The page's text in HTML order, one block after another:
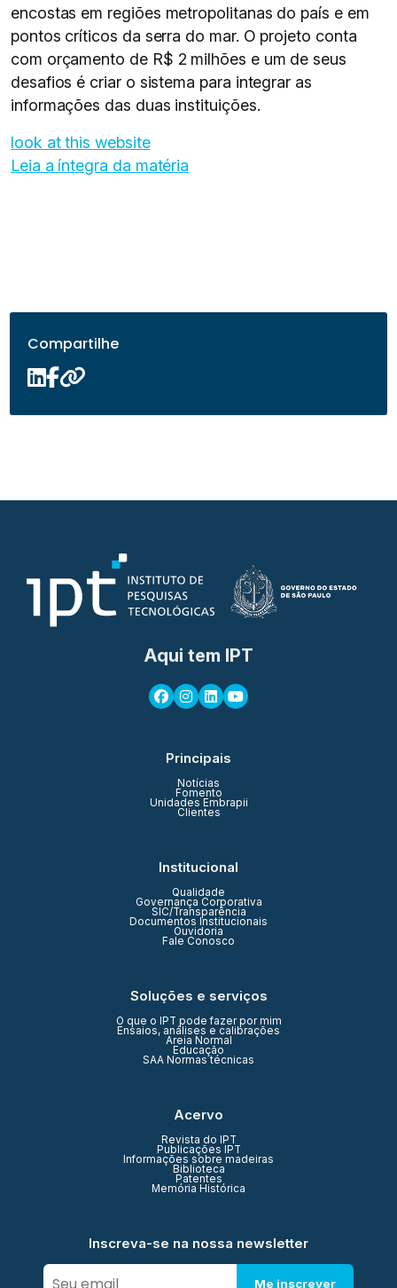
encostas em regiões metropolitanas do país e em
pontos críticos da serra do mar. O projeto conta
com orçamento de R$ 2 milhões e um de seus
desafios é criar o sistema para integrar as
informações das duas instituições.
look at this website
Leia a íntegra da matéria
Compartilhe
Aqui tem IPT
Principais
Notícias
Fomento
Unidades Embrapii
Clientes
Institucional
Qualidade
Governança Corporativa
SIC/Transparência
Documentos Institucionais
Ouvidoria
Fale Conosco
Soluções e serviços
O que o IPT pode fazer por mim
Ensaios, análises e calibrações
Areia Normal
Educação
SAA Normas técnicas
Acervo
Revista do IPT
Publicações IPT
Informações sobre madeiras
Biblioteca
Patentes
Memória Histórica
Inscreva-se na nossa newsletter
Me inscrever